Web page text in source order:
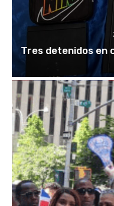
Tres detenidos en